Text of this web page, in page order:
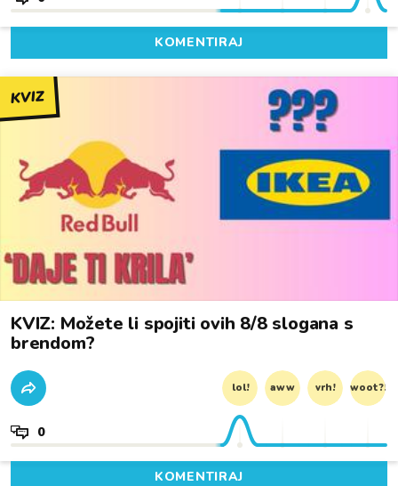
KOMENTIRAJ
KVIZ
KVIZ: Možete li spojiti ovih 8/8 slogana s
brendom?
lol! aww vrh! woot?!
0
KOMENTIRAJ